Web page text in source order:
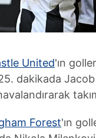
United'ın
dakikada
Forest'ın